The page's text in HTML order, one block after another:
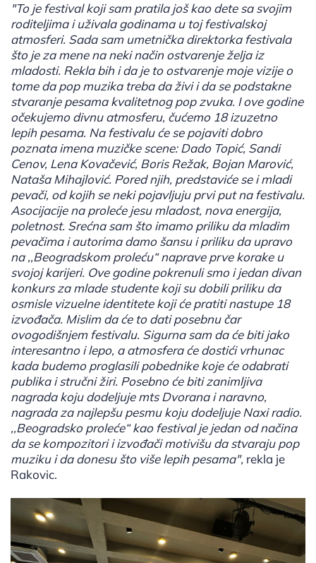
"To je festival koji sam pratila još kao dete sa svojim
roditeljima i uživala godinama u toj festivalskoj
atmosferi. Sada sam umetnička direktorka festivala
što je za mene na neki način ostvarenje želja iz
mladosti. Rekla bih i da je to ostvarenje moje vizije o
tome da pop muzika treba da živi i da se podstakne
stvaranje pesama kvalitetnog pop zvuka. I ove godine
očekujemo divnu atmosferu, čućemo 18 izuzetno
lepih pesama. Na festivalu će se pojaviti dobro
poznata imena muzičke scene: Dado Topić, Sandi
Cenov, Lena Kovačević, Boris Režak, Bojan Marović,
Nataša Mihajlović. Pored njih, predstaviće se i mladi
pevači, od kojih se neki pojavljuju prvi put na festivalu.
Asocijacije na proleće jesu mladost, nova energija,
poletnost. Srećna sam što imamo priliku da mladim
pevačima i autorima damo šansu i priliku da upravo
na ,,Beogradskom proleću“ naprave prve korake u
svojoj karijeri. Ove godine pokrenuli smo i jedan divan
konkurs za mlade studente koji su dobili priliku da
osmisle vizuelne identitete koji će pratiti nastupe 18
izvođača. Mislim da će to dati posebnu čar
ovogodišnjem festivalu. Sigurna sam da će biti jako
interesantno i lepo, a atmosfera će dostići vrhunac
kada budemo proglasili pobednike koje će odabrati
publika i stručni žiri. Posebno će biti zanimljiva
nagrada koju dodeljuje mts Dvorana i naravno,
nagrada za najlepšu pesmu koju dodeljuje Naxi radio.
,,Beogradsko proleće“ kao festival je jedan od načina
da se kompozitori i izvođači motivišu da stvaraju pop
muziku i da donesu što više lepih pesama", rekla je
Rakovic.